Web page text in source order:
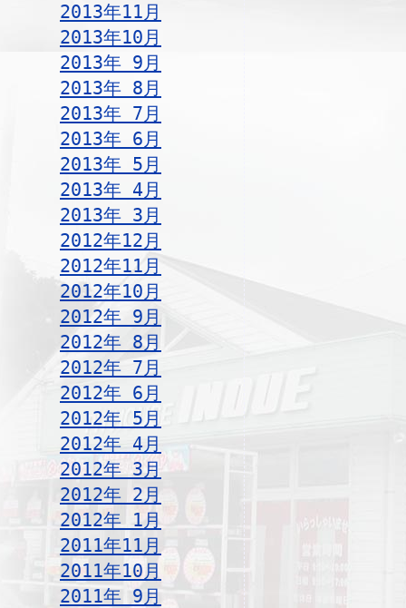
2013年11月
2013年10月
2013年 9月
2013年 8月
2013年 7月
2013年 6月
2013年 5月
2013年 4月
2013年 3月
2012年12月
2012年11月
2012年10月
2012年 9月
2012年 8月
2012年 7月
2012年 6月
2012年 5月
2012年 4月
2012年 3月
2012年 2月
2012年 1月
2011年11月
2011年10月
2011年 9月